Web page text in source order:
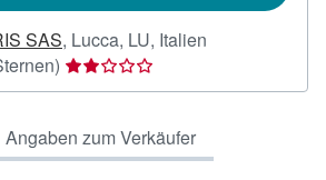
SAS, Lucca, LU, Italien
Verkäuferbewertung
2
5
Sternen
Angaben zum Verkäufer